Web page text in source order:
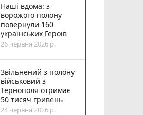
Наші вдома: з
ворожого полону
повернули 160
українських Героїв
26 червня 2026 р.
Звільнений з полону
військовий з
Тернополя отримає
50 тисяч гривень
24 червня 2026 р.